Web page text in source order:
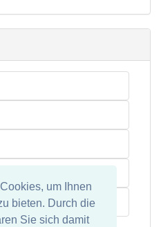
um Ihnen
bieten. Durch die
Sie sich damit